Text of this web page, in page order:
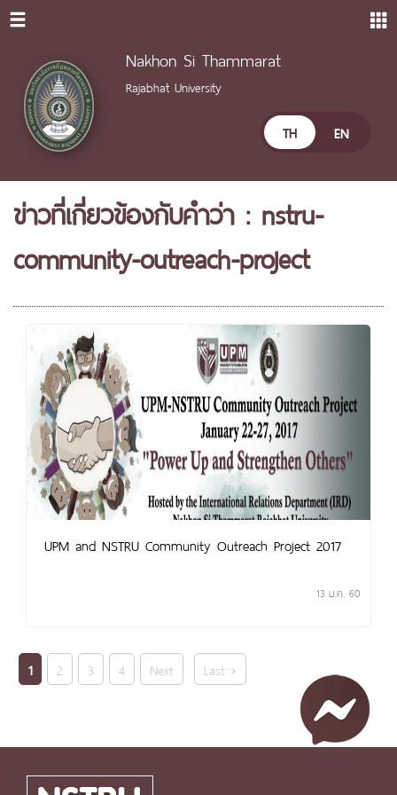
Nakhon Si Thammarat
Rajabhat University
TH EN
ข่าวที่เกี่ยวข้องกับคำว่า : nstru-
community-outreach-project
UPM and NSTRU Community Outreach Project 2017
13 ม.ค. 60
1 2 3 4 Next Last ›